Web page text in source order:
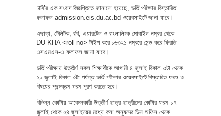
ঢাবি’র এক সংবাদ বিজ্ঞপ্তিতে জানানো হয়েছে, ভর্তি পরীক্ষার বিস্তারিত
ফলাফল admission.eis.du.ac.bd ওয়েবসাইটে জানা যাবে।
এছাড়া, টেলিটক, রবি, এয়ারটেল ও বাংলালিংক মোবাইল নম্বর থেকে
DU KHA ˂roll no˃ টাইপ করে ১৬৩২১ নম্বরে সেন্ড করে ফিরতি
এসএমএস-এ ফলাফল জানা যাবে।
ভর্তি পরীক্ষায় উত্তীর্ণ সকল শিক্ষার্থীকে আগামী ৪ জুলাই বিকাল ৩টা থেকে
২১ জুলাই বিকাল ৩টা পর্যন্ত ভর্তি পরীক্ষার ওয়েবসাইটে বিস্তারিত ফরম ও
বিষয়ের পছন্দক্রম ফরম পূরণ করতে হবে।
বিভিন্ন কোটায় আবেদনকারী উত্তীর্ণ ছাত্র-ছাত্রীদের কোটার ফরম ১৭
জুলাই থেকে ২৪ জুলাইয়ের মধ্যে কলা অনুষদের ডিন অফিস থেকে